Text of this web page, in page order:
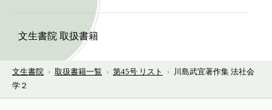
文生書院 取扱書籍
文生書院 › 取扱書籍一覧 › 第45号 リスト ›
川島武宜著作集 法社会
学２